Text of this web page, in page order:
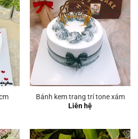
Bánh kem trang trí tone xám
Liên hệ